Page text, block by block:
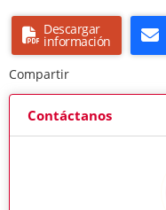
Descargar
información
Compartir
Contáctanos